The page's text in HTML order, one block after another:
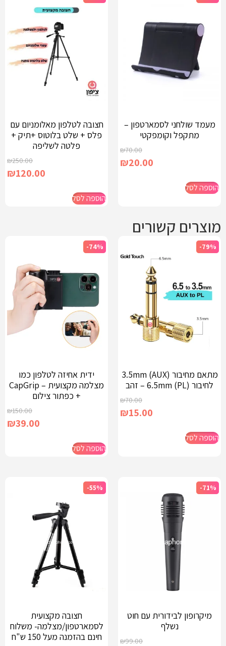
מעמד שולחני לסמארטפון –
מתקפל וקומפקטי
₪70.00
₪20.00
הוספה לסל
חצובה לטלפון מאלומניום עם
פלס + שלט בלוטוס +תיק +
פלטה לשליפה
₪250.00
₪120.00
הוספה לסל
מוצרים קשורים
-79%
מתאם מחיבור 3.5mm (AUX)
לחיבור 6.5mm (PL) – זהב
₪70.00
₪15.00
הוספה לסל
-74%
ידית אחיזה לטלפון כמו
מצלמה מקצועית – CapGrip
+ כפתור צילום
₪150.00
₪39.00
הוספה לסל
-71%
מיקרופון לבידורית עם חוט
נשלף
₪99.00
-55%
חצובה מקצועית
לסמארטפון/מצלמה- משלוח
חינם בהזמנה מעל 150 ש"ח